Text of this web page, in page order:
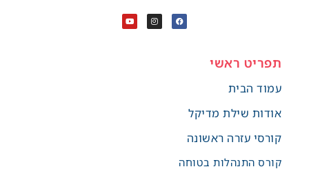
תפריט ראשי
עמוד הבית
אודות שילת מדיקל
קורסי עזרה ראשונה
קורס התנהלות בטוחה